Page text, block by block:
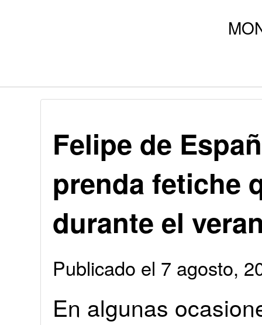
Felipe de
prenda fetiche
durante el
Publicado el 7 agosto,
En algunas